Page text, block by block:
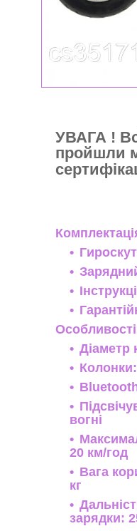
УВАГА !
пройшли
Діаметр
вогні
20 км/год
Вага
кг
зарядки: